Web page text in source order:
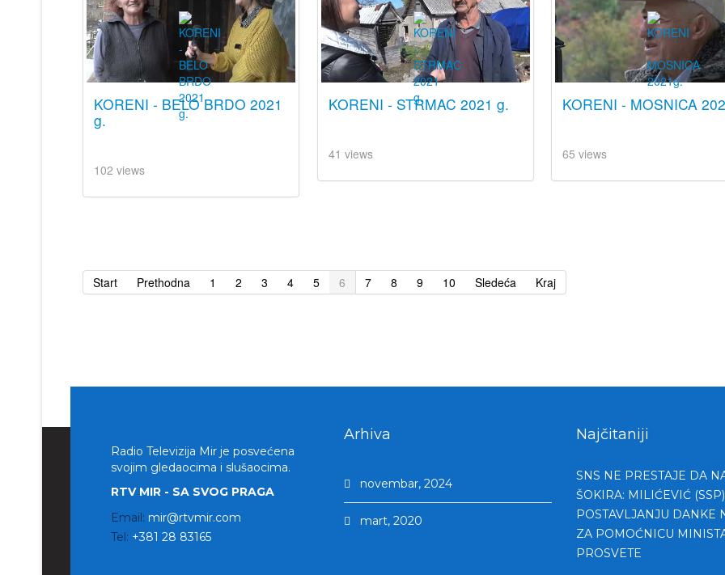
KORENI - BELO BRDO 2021
g.
102 views
KORENI - STRMAC 2021 g.
41 views
KORENI - MOSNICA
65 views
Start Prethodna 1 2 3 4 5 6 7 8 9 10 Sledeća Kraj
Radio Televizija Mir je posvećena
svojim gledaocima i slušaocima.
RTV MIR - SA SVOG PRAGA
Email: mir@rtvmir.com
Tel: +381 28 83165
Arhiva
novembar, 2024
mart, 2020
Najčitaniji
SNS NE PRESTAJE DA
ŠOKIRA: MILIĆEVIĆ
POSTAVLJANJU DANKE
ZA POMOĆNICU
PROSVETE